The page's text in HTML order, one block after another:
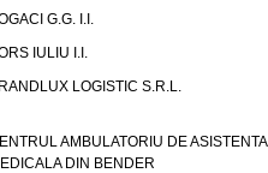
G.G. I.I.
IULIU I.I.
LOGISTIC S.R.L.
AMBULATORIU DE ASISTENTA
DIN BENDER